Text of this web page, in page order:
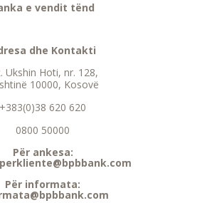
e vendit tënd
dhe Kontakti
Ukshin Hoti, nr. 128,
10000, Kosovë
+383(0)38 620 620
0800 50000
Për ankesa:
Për informata: